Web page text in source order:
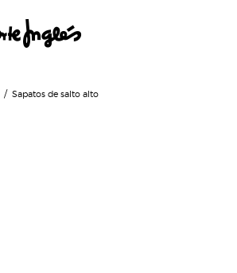
Sapatos de salto alto